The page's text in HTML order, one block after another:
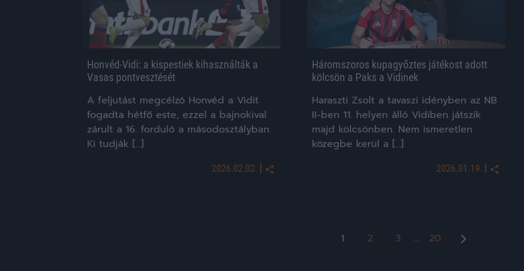
Honvéd-Vidi: a kispestiek kihasználták a
Vasas pontvesztését
A feljutást megcélzó Honvéd a Vidit
fogadta hétfő este, ezzel a bajnokival
zárult a 16. forduló a másodosztályban.
Ki tudják […]
2026.02.02. |
Háromszoros kupagyőztes játékost adott
kölcsön a Paks a Vidinek
Haraszti Zsolt a tavaszi idényben az NB
II-ben 11. helyen álló Vidiben játszik
majd kölcsönben. Nem ismeretlen
közegbe kerül a […]
2026.01.19. |
Bejegyzések
1 2 3 … 20